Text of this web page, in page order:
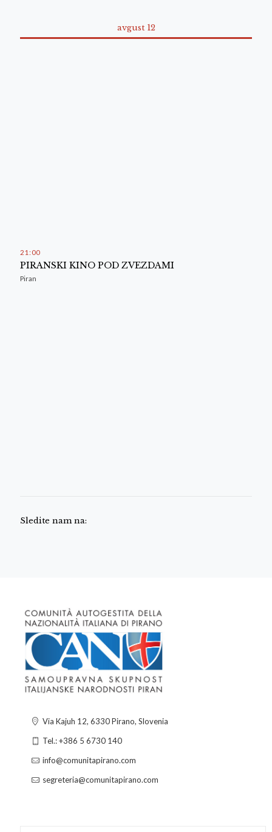
avgust 12
21 : 00
PIRANSKI KINO POD ZVEZDAMI
Piran
Sledite nam na:
Via Kajuh 12, 6330 Pirano, Slovenia
Tel.: +386 5 6730 140
info@comunitapirano.com
segreteria@comunitapirano.com